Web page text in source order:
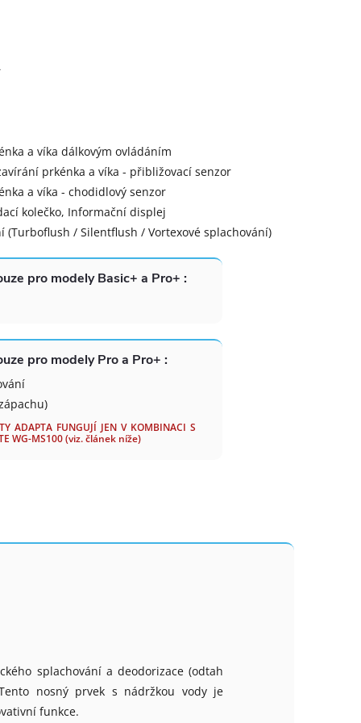
a víka dálkovým ovládáním
prkénka a víka - přibližovací senzor
a víka - chodidlový senzor
kolečko, Informační displej
(Turboflush / Silentflush / Vortexové splachování)
pro modely Basic+ a Pro+ :
pro modely Pro a Pro+ :
ADAPTA FUNGUJÍ JEN V KOMBINACI S
WG-MS100 (viz. článek níže)
splachování a deodorizace (odtah
nosný prvek s nádržkou vody je
funkce.